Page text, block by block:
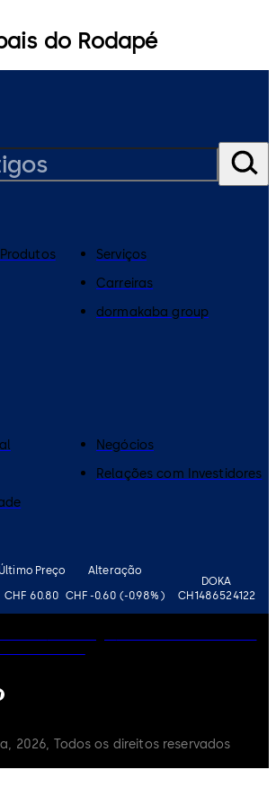
do Rodapé
Último Preço
CHF 60.80
Alteração
CHF -0.60 (-0.98%)
DOKA
CH1486524122
Serviços
Carreiras
dormakaba group
Negócios
Relações com Investidores
2026, Todos os direitos reservados